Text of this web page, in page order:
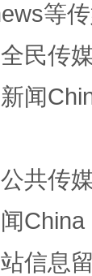
”王建安的艺术幻
制助力责任有效
等
民传
闻
共传
信息